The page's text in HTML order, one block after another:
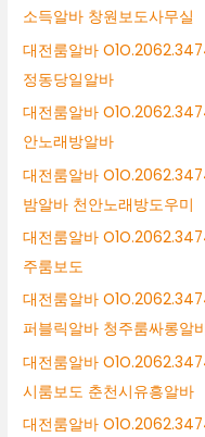
소득알바 창원보도사무실
대전룸알바
정동당일알바
대전룸알바
안노래방알바
대전룸알바
밤알바 천안노래방도우미
대전룸알바
주룸보도
대전룸알바
퍼블릭알바 청주룸싸롱알
대전룸알바
시룸보도 춘천시유흥알바
대전룸알바